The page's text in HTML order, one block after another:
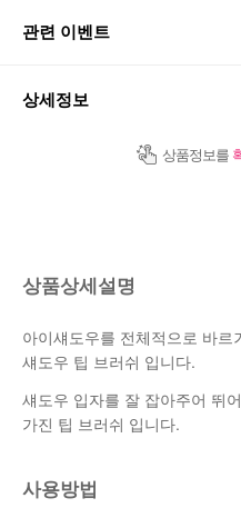
관련 이벤트
상세정보
상품정보를
상품상세설명
아이섀도우를 전체적으로 바
섀도우 팁 브러쉬 입니다.
섀도우 입자를 잘 잡아주어 뛰
가진 팁 브러쉬 입니다.
사용방법